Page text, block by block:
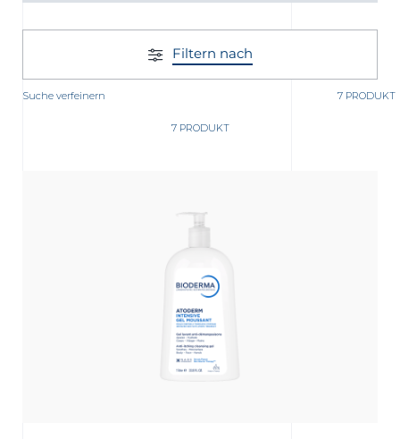
Filtern nach
Suche verfeinern 7 PRODUKT
7 PRODUKT